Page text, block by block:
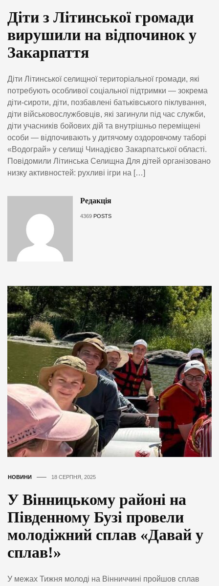
Діти з Літинської громади
вирушили на відпочинок у
Закарпаття
Діти Літинської селищної територіальної громади, які
потребують особливої соціальної підтримки — зокрема
діти-сироти, діти, позбавлені батьківського піклування,
діти військовослужбовців, які загинули під час служби,
діти учасників бойових дій та внутрішньо переміщені
особи — відпочивають у дитячому оздоровчому таборі
«Водограй» у селищі Чинадієво Закарпатської області.
Повідомили Літинська Селищна Для дітей організовано
низку активностей: рухливі ігри на […]
Редакція
4369 POSTS
НОВИНИ 18 СЕРПНЯ, 2025
У Вінницькому районі на
Південному Бузі провели
молодіжний сплав «Давай у
сплав!»
У межах Тижня молоді на Вінниччині пройшов сплав